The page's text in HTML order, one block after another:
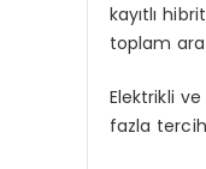
kayıtlı
toplam
Elektrikli
fazla